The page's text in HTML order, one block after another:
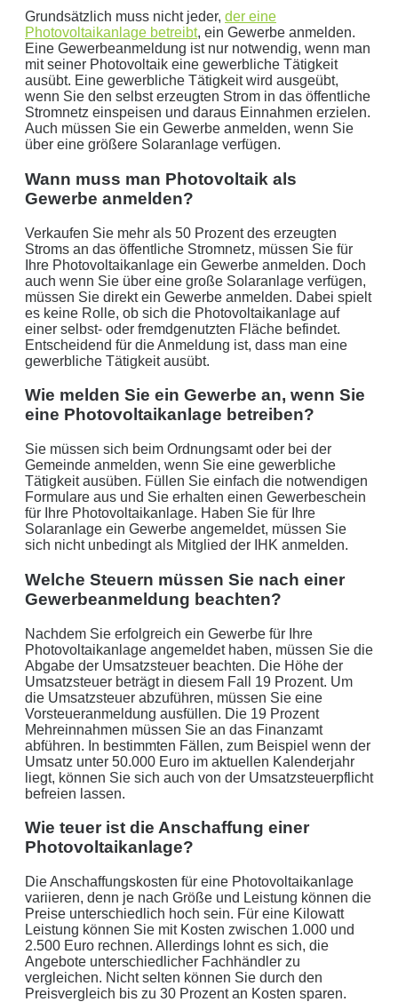
Grundsätzlich muss nicht jeder, der eine
Photovoltaikanlage betreibt, ein Gewerbe anmelden.
Eine Gewerbeanmeldung ist nur notwendig, wenn man
mit seiner Photovoltaik eine gewerbliche Tätigkeit
ausübt. Eine gewerbliche Tätigkeit wird ausgeübt,
wenn Sie den selbst erzeugten Strom in das öffentliche
Stromnetz einspeisen und daraus Einnahmen erzielen.
Auch müssen Sie ein Gewerbe anmelden, wenn Sie
über eine größere Solaranlage verfügen.
Wann muss man Photovoltaik als
Gewerbe anmelden?
Verkaufen Sie mehr als 50 Prozent des erzeugten
Stroms an das öffentliche Stromnetz, müssen Sie für
Ihre Photovoltaikanlage ein Gewerbe anmelden. Doch
auch wenn Sie über eine große Solaranlage verfügen,
müssen Sie direkt ein Gewerbe anmelden. Dabei spielt
es keine Rolle, ob sich die Photovoltaikanlage auf
einer selbst- oder fremdgenutzten Fläche befindet.
Entscheidend für die Anmeldung ist, dass man eine
gewerbliche Tätigkeit ausübt.
Wie melden Sie ein Gewerbe an, wenn Sie
eine Photovoltaikanlage betreiben?
Sie müssen sich beim Ordnungsamt oder bei der
Gemeinde anmelden, wenn Sie eine gewerbliche
Tätigkeit ausüben. Füllen Sie einfach die notwendigen
Formulare aus und Sie erhalten einen Gewerbeschein
für Ihre Photovoltaikanlage. Haben Sie für Ihre
Solaranlage ein Gewerbe angemeldet, müssen Sie
sich nicht unbedingt als Mitglied der IHK anmelden.
Welche Steuern müssen Sie nach einer
Gewerbeanmeldung beachten?
Nachdem Sie erfolgreich ein Gewerbe für Ihre
Photovoltaikanlage angemeldet haben, müssen Sie die
Abgabe der Umsatzsteuer beachten. Die Höhe der
Umsatzsteuer beträgt in diesem Fall 19 Prozent. Um
die Umsatzsteuer abzuführen, müssen Sie eine
Vorsteueranmeldung ausfüllen. Die 19 Prozent
Mehreinnahmen müssen Sie an das Finanzamt
abführen. In bestimmten Fällen, zum Beispiel wenn der
Umsatz unter 50.000 Euro im aktuellen Kalenderjahr
liegt, können Sie sich auch von der Umsatzsteuerpflicht
befreien lassen.
Wie teuer ist die Anschaffung einer
Photovoltaikanlage?
Die Anschaffungskosten für eine Photovoltaikanlage
variieren, denn je nach Größe und Leistung können die
Preise unterschiedlich hoch sein. Für eine Kilowatt
Leistung können Sie mit Kosten zwischen 1.000 und
2.500 Euro rechnen. Allerdings lohnt es sich, die
Angebote unterschiedlicher Fachhändler zu
vergleichen. Nicht selten können Sie durch den
Preisvergleich bis zu 30 Prozent an Kosten sparen.